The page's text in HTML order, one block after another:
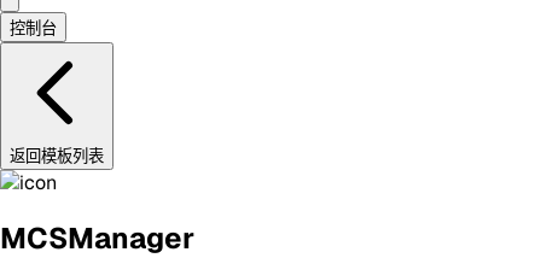
控制台
返回模板列表
MCSManager